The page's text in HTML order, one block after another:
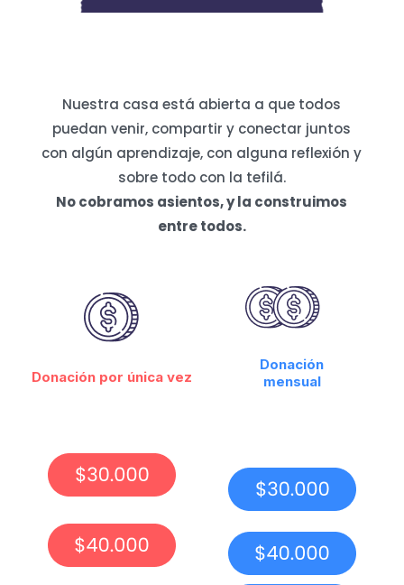
Nuestra casa está abierta a que todos
puedan venir, compartir y conectar juntos
con algún aprendizaje, con alguna reflexión y
sobre todo con la tefilá.
No cobramos asientos, y la construimos
entre todos.
Donación por única vez
Donación
mensual